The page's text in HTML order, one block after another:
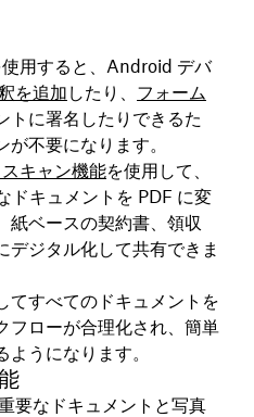
使用すると、Android デバ
を追加したり、 フォーム
トに署名したりできるた
不要になります。
キャン機能を使用して、
ドキュメントを PDF に変
紙ベースの契約書、領収
デジタル化して共有できま
てすべてのドキュメントを
フローが合理化され、簡単
うになります。
要なドキュメントと写真